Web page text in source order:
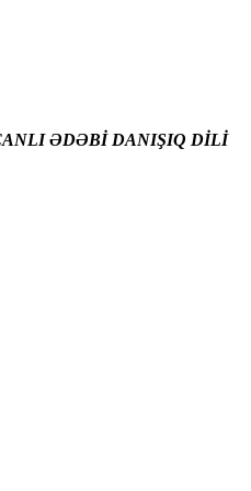
ƏDƏBİ DANIŞIQ DİLİ